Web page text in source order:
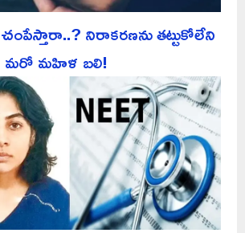
నిరాకరణను తట్టుకోలేని
మరో మహిళ బలి!